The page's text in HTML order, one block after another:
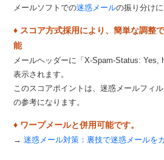
メールソフトでの迷惑メールの振り分け
♦ スコア方式採用により、簡単な調整
能
メールヘッダーに「X-Spam-Status: Yes,
表示されます。
このスコアポイントは、迷惑メールフィ
の参考になります。
♦ ワープメールと併用可能です。
→迷惑メール対策：裏技で迷惑メールを